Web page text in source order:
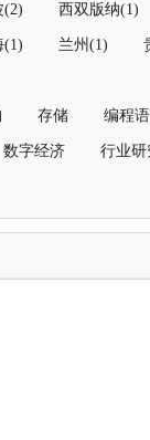
(2) 西双版纳(1)
(1) 兰州(1)
存储 编程
数字经济 行业研